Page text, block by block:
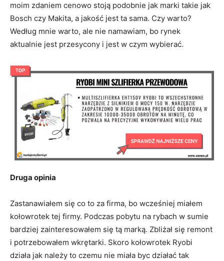
moim zdaniem cenowo stoją podobnie jak marki takie jak
Bosch czy Makita, a jakość jest ta sama. Czy warto?
Według mnie warto, ale nie namawiam, bo rynek
aktualnie jest przesycony i jest w czym wybierać.
Druga opinia
Zastanawiałem się co to za firma, bo wcześniej miałem
kołowrotek tej firmy. Podczas pobytu na rybach w sumie
bardziej zainteresowałem się tą marką. Zbliżał się remont
i potrzebowałem wkrętarki. Skoro kołowrotek Ryobi
działa jak należy to czemu nie miała byc działać tak